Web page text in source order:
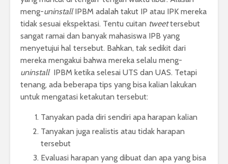
meng-uninstallIPBM adalah takut IP atau IPK mereka
tidak sesuai ekspektasi. Tentu cuitan tweettersebut
sangat ramai dan banyak mahasiswa IPB yang
menyetujui hal tersebut. Bahkan, tak sedikit dari
mereka mengakui bahwa mereka selalu meng-
uninstall IPBM ketika selesai UTS dan UAS. Tetapi
tenang, ada beberapa tips yang bisa kalian lakukan
untuk mengatasi ketakutan tersebut:
Tanyakan pada diri sendiri apa harapan kalian
Tanyakan juga realistis atau tidak harapan
tersebut
Evaluasi harapan yang dibuat dan apa yang bisa